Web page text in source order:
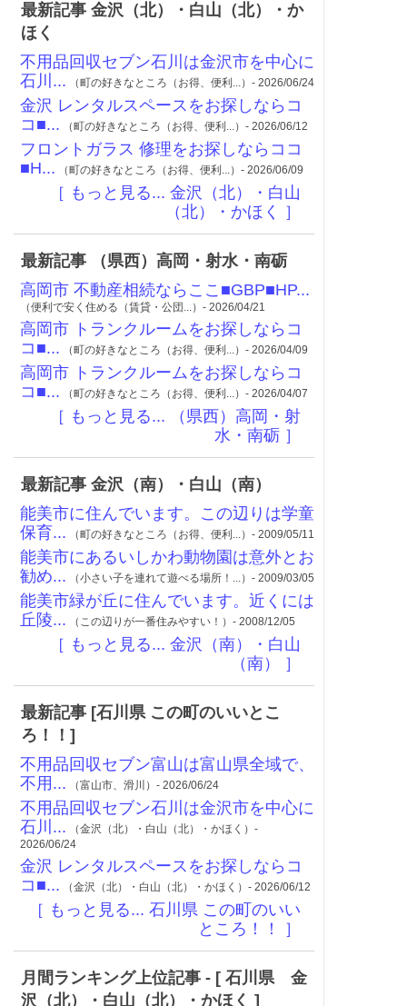
最新記事 金沢（北）・白山（北）・か
ほく
不用品回収セブン石川は金沢市を中心に
石川... （町の好きなところ（お得、便利...）- 2026/06/24
金沢 レンタルスペースをお探しならコ
コ■... （町の好きなところ（お得、便利...）- 2026/06/12
フロントガラス 修理をお探しならココ
■H... （町の好きなところ（お得、便利...）- 2026/06/09
［ もっと見る... 金沢（北）・白山
（北）・かほく ］
最新記事 （県西）高岡・射水・南砺
高岡市 不動産相続ならここ■GBP■HP...
（便利で安く住める（賃貸・公団...）- 2026/04/21
高岡市 トランクルームをお探しならコ
コ■... （町の好きなところ（お得、便利...）- 2026/04/09
高岡市 トランクルームをお探しならコ
コ■... （町の好きなところ（お得、便利...）- 2026/04/07
［ もっと見る... （県西）高岡・射
水・南砺 ］
最新記事 金沢（南）・白山（南）
能美市に住んでいます。この辺りは学童
保育... （町の好きなところ（お得、便利...）- 2009/05/11
能美市にあるいしかわ動物園は意外とお
勧め... （小さい子を連れて遊べる場所！...）- 2009/03/05
能美市緑が丘に住んでいます。近くには
丘陵... （この辺りが一番住みやすい！）- 2008/12/05
［ もっと見る... 金沢（南）・白山
（南） ］
最新記事 [石川県 この町のいいとこ
ろ！！]
不用品回収セブン富山は富山県全域で、
不用... （富山市、滑川）- 2026/06/24
不用品回収セブン石川は金沢市を中心に
石川... （金沢（北）・白山（北）・かほく）-
2026/06/24
金沢 レンタルスペースをお探しならコ
コ■... （金沢（北）・白山（北）・かほく）- 2026/06/12
［ もっと見る... 石川県 この町のいい
ところ！！ ］
月間ランキング上位記事 - [ 石川県 金
沢（北）・白山（北）・かほく ]